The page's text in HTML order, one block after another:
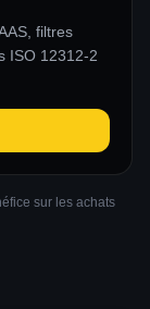
filtres
ISO 12312-2
sur les achats